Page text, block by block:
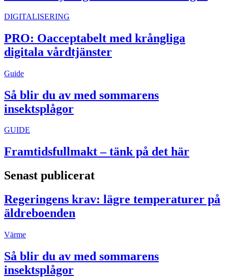
DIGITALISERING
PRO: Oacceptabelt med krångliga
digitala vårdtjänster
Guide
Så blir du av med sommarens
insektsplågor
GUIDE
Framtidsfullmakt – tänk på det här
Senast publicerat
Regeringens krav: lägre temperaturer på
äldreboenden
Värme
Så blir du av med sommarens
insektsplågor